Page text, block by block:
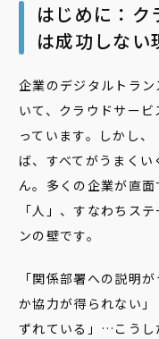
はじめに：ク
は成功しない
企業のデジタルトラ
いて、クラウドサー
っています。しかし
ば、すべてがうまく
ん。多くの企業が直
「人」、すなわちス
ンの壁です。
「関係部署への説明
か協力が得られない
ずれている」…こうし